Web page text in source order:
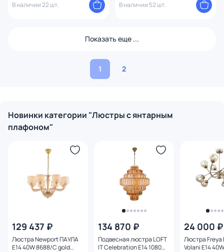
В наличии 22 шт.
В наличии 52 шт.
Показать еще ...
1 2
Новинки категории "Люстры с янтарным
плафоном"
129 437 ₽
Люстра Newport ПАУЛА
E14 40W 8688/C gold
134 870 ₽
Подвесная люстра LOFT
IT Celebration E14 1080W
24 000 ₽
Люстра Freya
Volani E14